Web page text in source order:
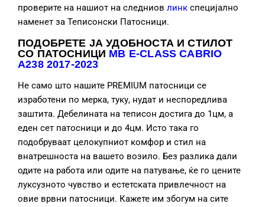
проверите на нашиот на следниов линк специјално
наменет за Теписонски Патосници.
ПОДОБРЕТЕ ЈА УДОБНОСТА И СТИЛОТ
СО ПАТОСНИЦИ MB E-CLASS CABRIO
A238 2017-2023
Не само што нашите PREMIUM патосници се
изработени по мерка, туку, нудат и неспоредлива
заштита. Дебелината на теписон достига до 1цм, а
еден сет патосници и до 4цм. Исто така го
подобруваат целокупниот комфор и стил на
внатрешноста на вашето возило. Без разлика дали
одите на работа или одите на патување, ќе го цените
луксузното чувство и естетската привлечност на
овие врвни патосници. Кажете им збогум на сите